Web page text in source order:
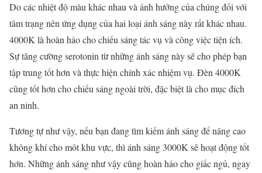
Do các nhiệt độ màu khác nhau và ảnh hưởng của chúng đối với
tâm trạng nên ứng dụng của hai loại ánh sáng này rất khác nhau.
4000K là hoàn hảo cho chiếu sáng tác vụ và công việc tiện ích.
Sự tăng cường serotonin từ những ánh sáng này sẽ cho phép bạn
tập trung tốt hơn và thực hiện chính xác nhiệm vụ. Đèn 4000K
cũng tốt hơn cho chiếu sáng ngoài trời, đặc biệt là cho mục đích
an ninh.
Tương tự như vậy, nếu bạn đang tìm kiếm ánh sáng để nâng cao
không khí cho môt khu vực, thì ánh sáng 3000K sẽ hoạt động tốt
hơn. Những ánh sáng như vậy cũng hoàn hảo cho giấc ngủ, ngay